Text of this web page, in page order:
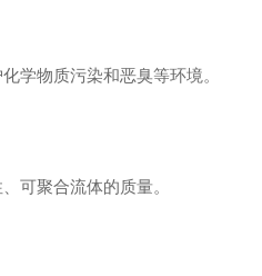
学物质污染和恶臭等环境。
可聚合流体的质量。